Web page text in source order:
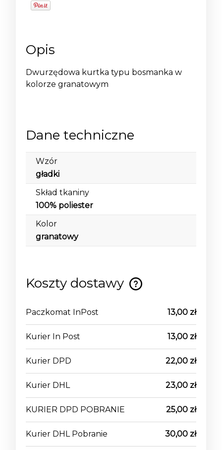
Opis
Dwurzędowa kurtka typu bosmanka w
kolorze granatowym
Dane techniczne
Wzór
gładki
Skład tkaniny
100% poliester
Kolor
granatowy
Koszty dostawy
Cena nie zawiera ewentualnych kosztów
Paczkomat InPost 13,00 zł
Kurier In Post 13,00 zł
Kurier DPD 22,00 zł
Kurier DHL 23,00 zł
KURIER DPD POBRANIE 25,00 zł
Kurier DHL Pobranie 30,00 zł